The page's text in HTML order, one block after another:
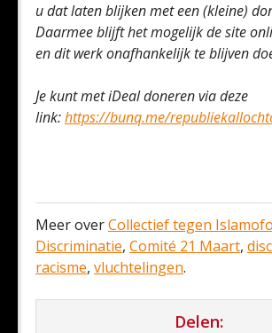
u dat laten blijken met een (kleine)
Daarmee blijft het mogelijk de site
en dit werk onafhankelijk te blijven
Je kunt met iDeal doneren via deze
link:https://bunq.me/
Meer overCollectief tegen
Discriminatie, Comité 21 Maart,
racisme, vluchtelingen.
Delen: